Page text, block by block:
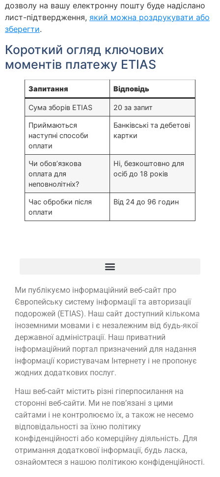
дозволу на вашу електронну пошту буде надіслано
лист-підтвердження, який можна роздрукувати або
зберегти.
Короткий огляд ключових
моментів платежу ETIAS
Запитання Відповідь
Сума зборів ETIAS 20 за запит
Приймаються
наступні способи
оплати
Банківські та дебетові
картки
Чи обов’язкова
оплата для
неповнолітніх?
Ні, безкоштовно для
осіб до 18 років
Час обробки після
оплати
Від 24 до 96 годин
Ми публікуємо інформаційний веб-сайт про
Європейську систему інформації та авторизації
подорожей (ETIAS). Наш сайт доступний кількома
іноземними мовами і є незалежним від будь-якої
державної адміністрації. Наш приватний
інформаційний портал призначений для надання
інформації користувачам Інтернету і не пропонує
жодних додаткових послуг.
Наш веб-сайт містить різні гіперпосилання на
сторонні веб-сайти. Ми не пов’язані з цими
сайтами і не контролюємо їх, а також не несемо
відповідальності за їхню політику
конфіденційності або комерційну діяльність. Для
отримання додаткової інформації, будь ласка,
ознайомтеся з нашою політикою конфіденційності.